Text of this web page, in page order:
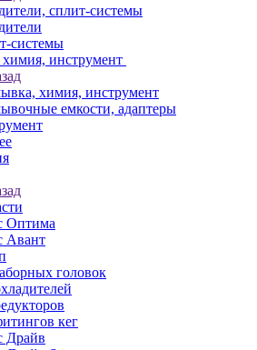
сплит-системы
системы
инструмент
химия, инструмент
емкости, адаптеры
Оптима
Авант
головок
кег
Драйв